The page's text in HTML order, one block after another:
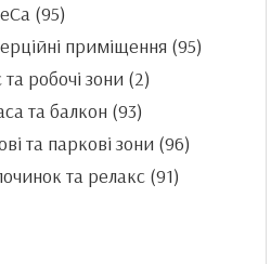
(95)
приміщення (95)
та робочі зони (2)
та балкон (93)
та паркові зони (96)
та релакс (91)